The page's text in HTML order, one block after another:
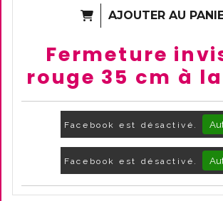
AJOUTER AU
Fermeture
rouge 35 cm à
Facebook est désactivé.
Facebook est désactivé.